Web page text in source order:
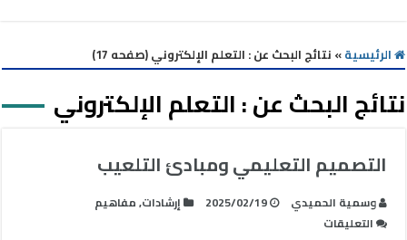
الرئيسية» نتائج البحث عن : التعلم الإلكتروني (صفحه 17)
نتائج البحث عن :التعلم الإلكتروني
التصميم التعليمي ومبادئ التلعيب
وسمية الحميدي 2025/02/19 إرشادات,مفاهيم
التعليقات